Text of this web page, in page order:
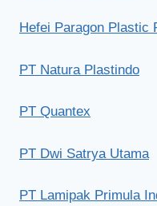
Hefei Paragon Plastic
PT Natura Plastindo
PT Quantex
PT Dwi Satrya Utama
PT Lamipak Primula